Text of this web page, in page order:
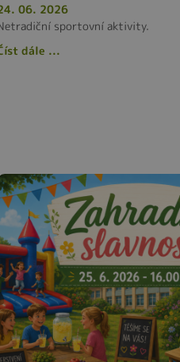
06. 2026
sportovní aktivity.
dále ...